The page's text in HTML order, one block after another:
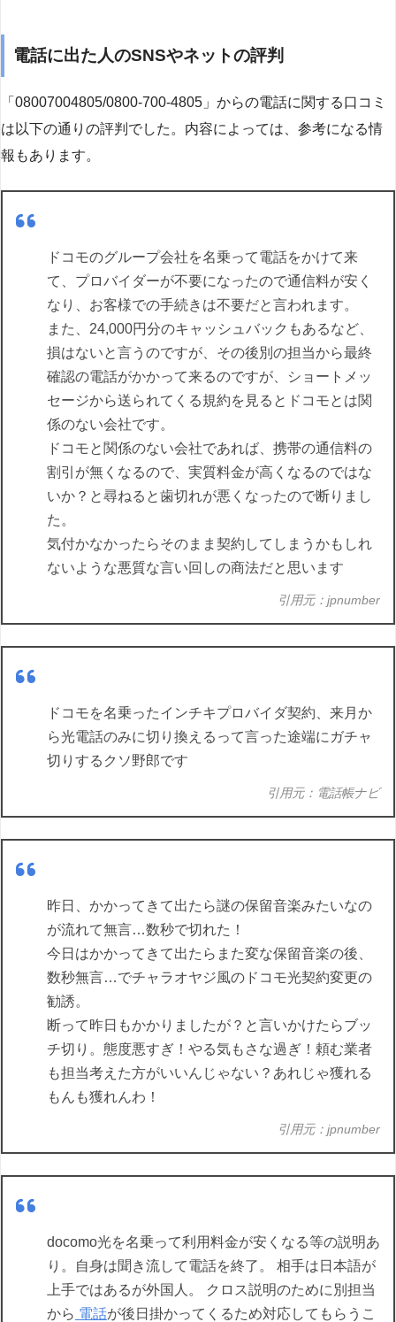
電話に出た人のSNSやネットの評判
「08007004805/0800-700-4805」からの電話に関する口コミ
は以下の通りの評判でした。内容によっては、参考になる情
報もあります。
ドコモのグループ会社を名乗って電話をかけて来
て、プロバイダーが不要になったので通信料が安く
なり、お客様での手続きは不要だと言われます。
また、24,000円分のキャッシュバックもあるなど、
損はないと言うのですが、その後別の担当から最終
確認の電話がかかって来るのですが、ショートメッ
セージから送られてくる規約を見るとドコモとは関
係のない会社です。
ドコモと関係のない会社であれば、携帯の通信料の
割引が無くなるので、実質料金が高くなるのではな
いか？と尋ねると歯切れが悪くなったので断りまし
た。
気付かなかったらそのまま契約してしまうかもしれ
ないような悪質な言い回しの商法だと思います
引用元：jpnumber
ドコモを名乗ったインチキプロバイダ契約、来月か
ら光電話のみに切り換えるって言った途端にガチャ
切りするクソ野郎です
引用元：電話帳ナビ
昨日、かかってきて出たら謎の保留音楽みたいなの
が流れて無言…数秒で切れた！
今日はかかってきて出たらまた変な保留音楽の後、
数秒無言…でチャラオヤジ風のドコモ光契約変更の
勧誘。
断って昨日もかかりましたが？と言いかけたらブッ
チ切り。態度悪すぎ！やる気もさな過ぎ！頼む業者
も担当考えた方がいいんじゃない？あれじゃ獲れる
もんも獲れんわ！
引用元：jpnumber
docomo光を名乗って利用料金が安くなる等の説明あ
り。自身は聞き流して電話を終了。 相手は日本語が
上手ではあるが外国人。 クロス説明のために別担当
から 電話が後日掛かってくるため対応してもらうこ